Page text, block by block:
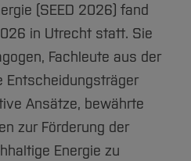
(SEED 2026) fand
in Utrecht statt. Sie
Fachleute aus der
Entscheidungsträger
Ansätze, bewährte
zur Förderung der
Energie zu